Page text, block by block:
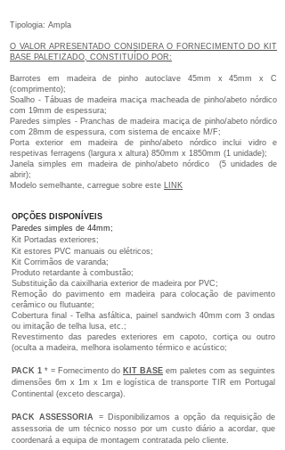
Tipologia: Ampla
O VALOR APRESENTADO CONSIDERA O FORNECIMENTO DO KIT
BASE PALETIZADO, CONSTITUÍDO POR:
Barrotes em madeira de pinho autoclave 45mm x 45mm x C
(comprimento);
Soalho - Tábuas de madeira maciça macheada de pinho/abeto nórdico
com 19mm de espessura;
Paredes simples - Pranchas de madeira maciça de pinho/abeto nórdico
com 28mm de espessura, com sistema de encaixe M/F;
Porta exterior em madeira de pinho/abeto nórdico inclui vidro e
respetivas ferragens (largura x altura) 850mm x 1850mm (1 unidade);
Janela simples em madeira de pinho/abeto nórdico (5 unidades de
abrir);
Modelo semelhante, carregue sobre este LINK
OPÇÕES DISPONÍVEIS
Paredes simples de 44mm;
Kit Portadas exteriores;
Kit estores PVC manuais ou elétricos;
Kit Corrimãos de varanda;
Produto retardante à combustão;
Substituição da caixilharia exterior de madeira por PVC;
Remoção do pavimento em madeira para colocação de pavimento
cerâmico ou flutuante;
Cobertura final - Telha asfáltica, painel sandwich 40mm com 3 ondas
ou imitação de telha lusa, etc.;
Revestimento das paredes exteriores em capoto, cortiça ou outro
(oculta a madeira, melhora isolamento térmico e acústico;
PACK 1 * = Fornecimento do KIT BASE em paletes com as seguintes
dimensões 6m x 1m x 1m e logística de transporte TIR em Portugal
Continental (exceto descarga).
PACK ASSESSORIA
= Disponibilizamos a opção da requisição de
assessoria de um técnico nosso por um custo diário a acordar, que
coordenará a equipa de montagem contratada pelo cliente.